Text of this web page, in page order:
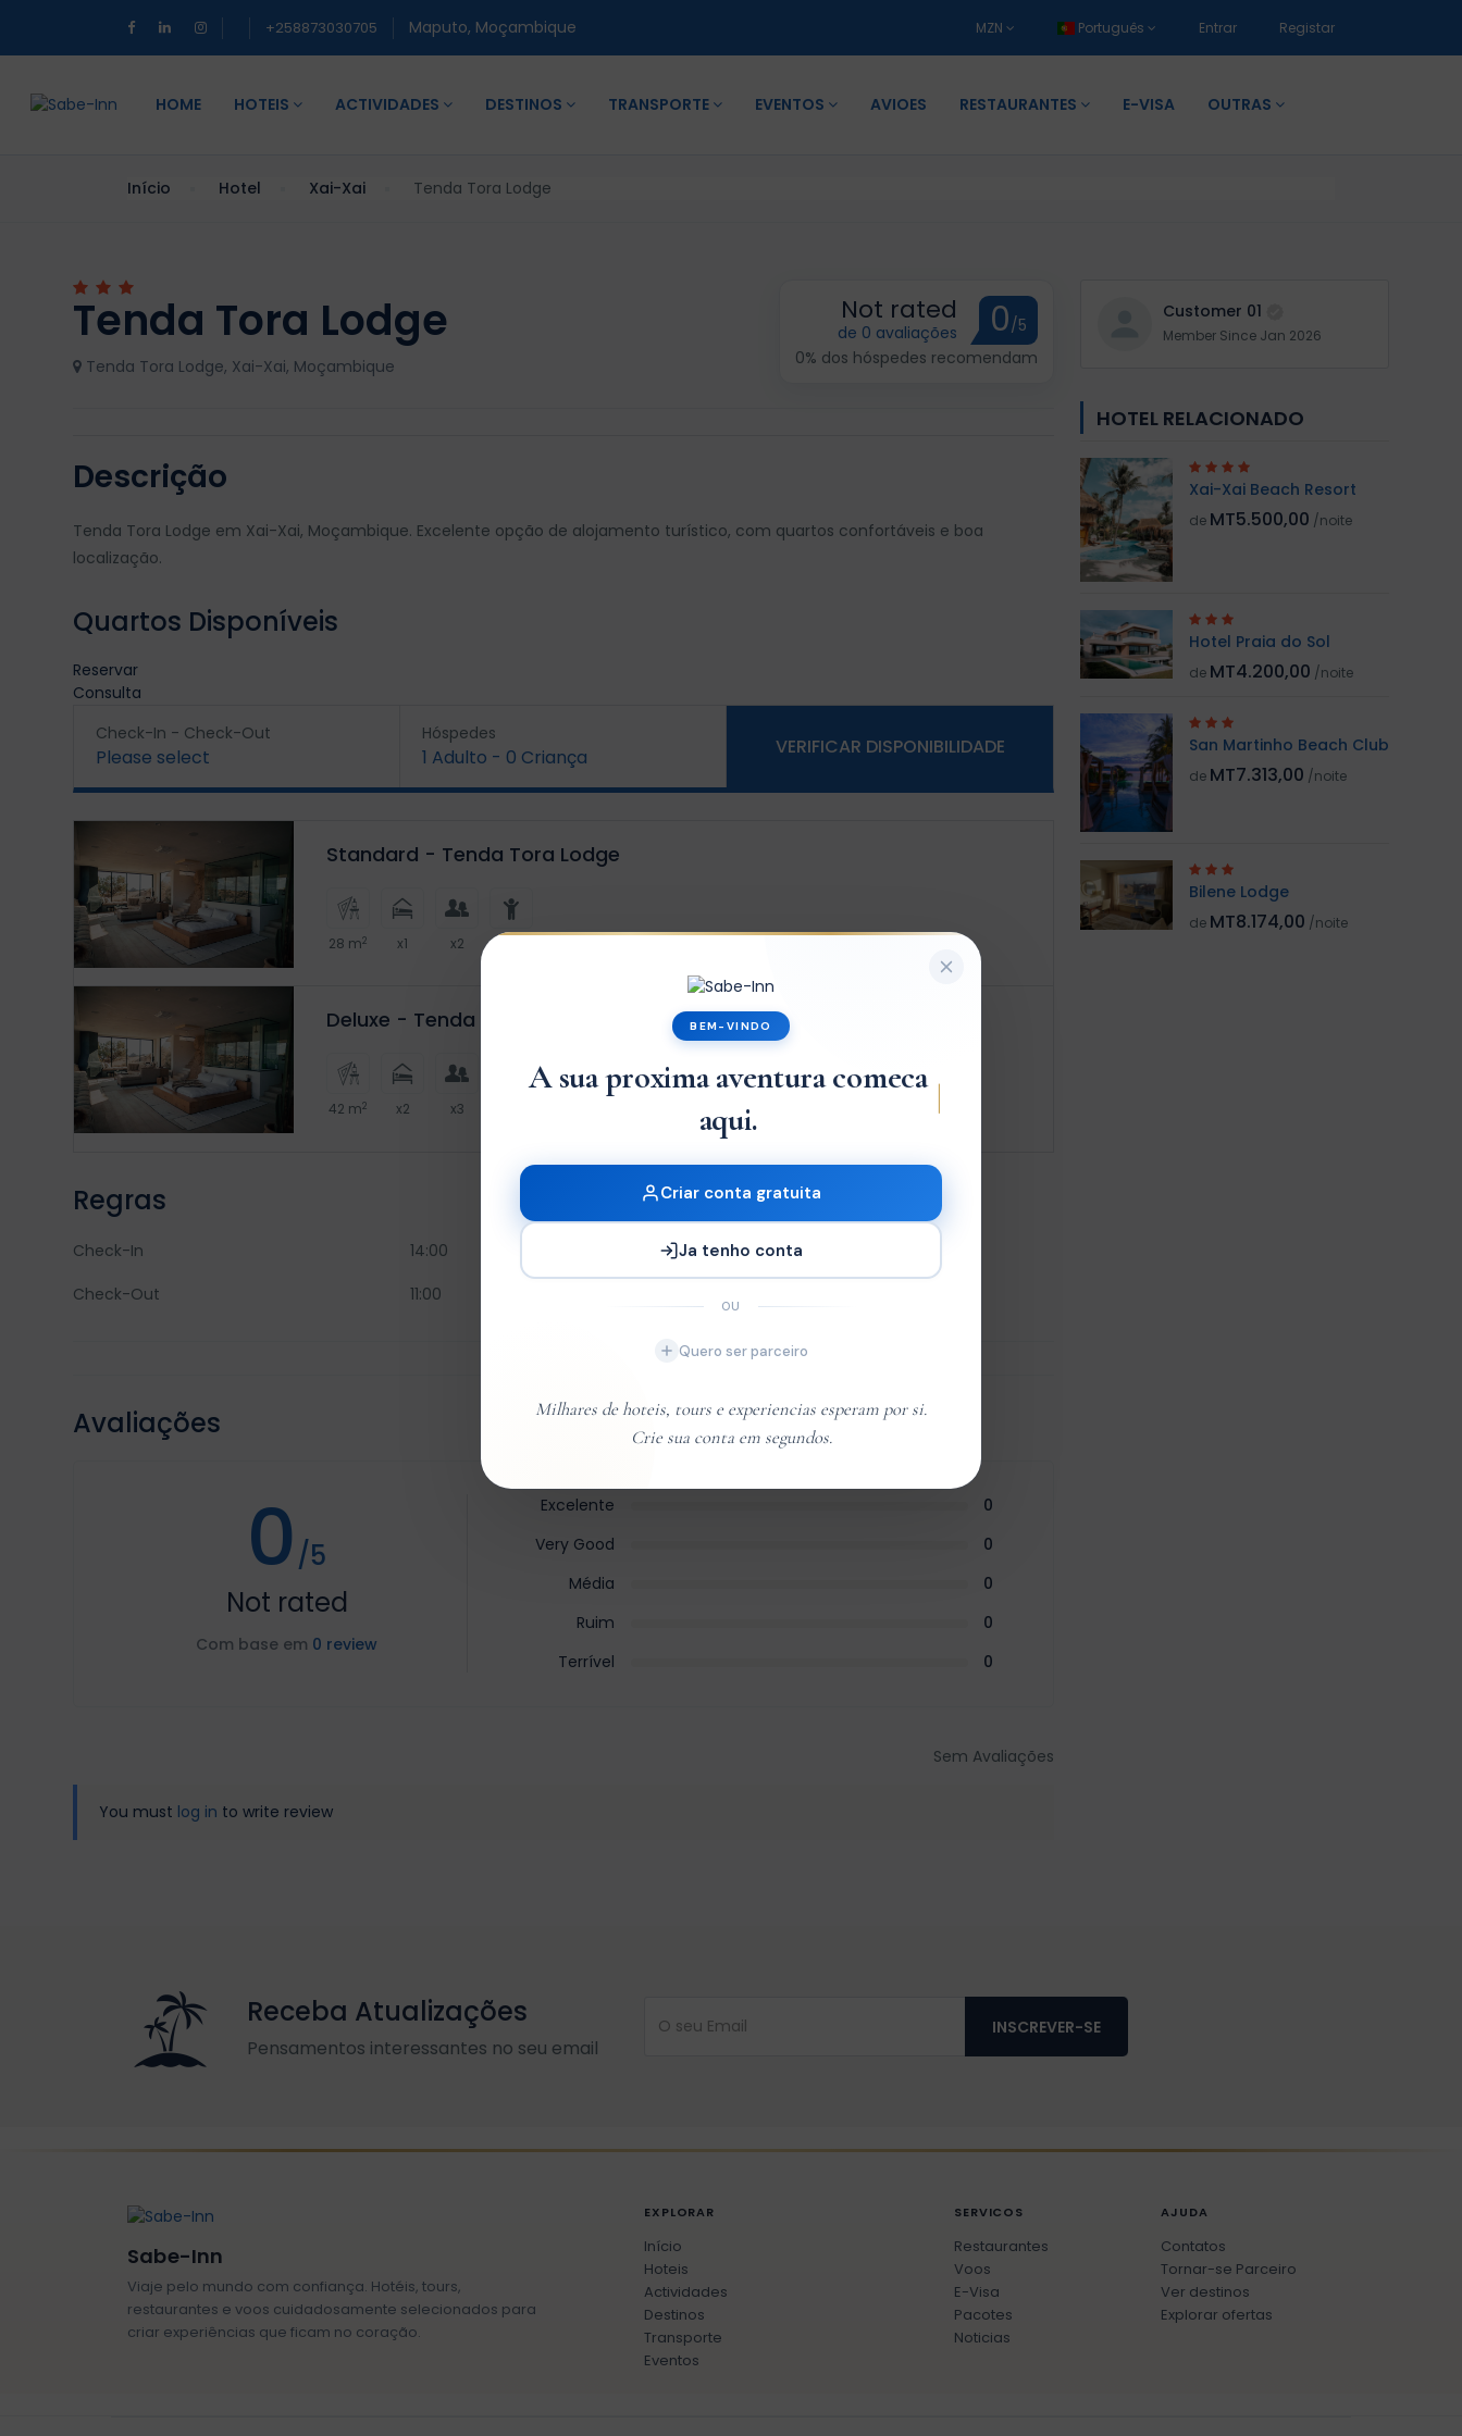
+258873030705 Maputo, Moçambique MZN Português Entrar Registar
HOME HOTEIS ACTIVIDADES DESTINOS TRANSPORTE EVENTOS AVIOES RESTAURANTES E-VISA OUTRAS
Início Hotel Xai-Xai Tenda Tora Lodge
Tenda Tora Lodge
Tenda Tora Lodge, Xai-Xai, Moçambique
Not rated
de 0 avaliações 0/5
0% dos hóspedes recomendam
Descrição
Tenda Tora Lodge em Xai-Xai, Moçambique. Excelente opção de alojamento turístico, com quartos confortáveis e boa
localização.
Quartos Disponíveis
Reservar
Consulta
Check-In - Check-Out
Please select
Hóspedes
1 Adulto - 0 Criança VERIFICAR DISPONIBILIDADE
Standard - Tenda Tora Lodge
28 m2 x1 x2
Deluxe - Tenda Tora Lodge
42 m2 x2 x3
Regras
Check-In
14:00
Check-Out
11:00
Avaliações
0/5
Not rated
Com base em 0 review
Excelente
0
Very Good
0
Média
0
Ruim
0
Terrível
0
Sem Avaliações
You must log in to write review
Customer 01
Member Since Jan 2026
HOTEL RELACIONADO
Xai-Xai Beach Resort
de MT5.500,00 /noite
Hotel Praia do Sol
de MT4.200,00 /noite
San Martinho Beach Club
de MT7.313,00 /noite
Bilene Lodge
de MT8.174,00 /noite
Receba Atualizações
Pensamentos interessantes no seu email
INSCREVER-SE
Sabe-Inn
Viaje pelo mundo com confiança. Hotéis, tours,
restaurantes e voos cuidadosamente selecionados para
criar experiências que ficam no coração.
EXPLORAR
Início
Hoteis
Actividades
Destinos
Transporte
Eventos
SERVICOS
Restaurantes
Voos
E-Visa
Pacotes
Noticias
AJUDA
Contatos
Tornar-se Parceiro
Ver destinos
Explorar ofertas
BEM-VINDO
A sua proxima aventura comeca
aqui.
Criar conta gratuita
Ja tenho conta
OU
Quero ser parceiro
Milhares de hoteis, tours e experiencias esperam por si.
Crie sua conta em segundos.